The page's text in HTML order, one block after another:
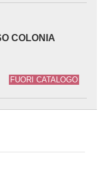
COLONIA
FUORI CATALOGO